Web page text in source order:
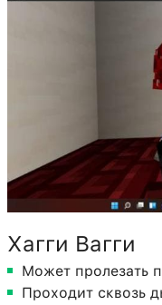
Хагги Вагги
Может пролезать
Проходит сквозь